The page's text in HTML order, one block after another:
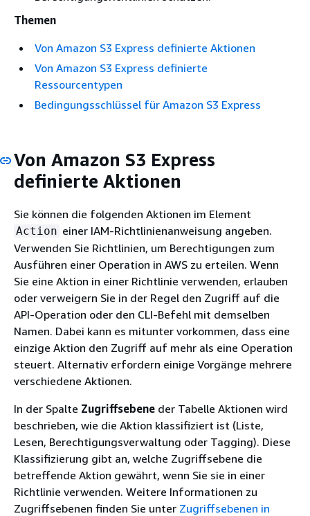
Themen
Von Amazon S3 Express definierte Aktionen
Von Amazon S3 Express definierte
Ressourcentypen
Bedingungsschlüssel für Amazon S3 Express
Von Amazon S3 Express
definierte Aktionen
Sie können die folgenden Aktionen im Element
Action einer IAM-Richtlinienanweisung angeben.
Verwenden Sie Richtlinien, um Berechtigungen zum
Ausführen einer Operation in AWS zu erteilen. Wenn
Sie eine Aktion in einer Richtlinie verwenden, erlauben
oder verweigern Sie in der Regel den Zugriff auf die
API-Operation oder den CLI-Befehl mit demselben
Namen. Dabei kann es mitunter vorkommen, dass eine
einzige Aktion den Zugriff auf mehr als eine Operation
steuert. Alternativ erfordern einige Vorgänge mehrere
verschiedene Aktionen.
In der Spalte Zugriffsebene der Tabelle Aktionen wird
beschrieben, wie die Aktion klassifiziert ist (Liste,
Lesen, Berechtigungsverwaltung oder Tagging). Diese
Klassifizierung gibt an, welche Zugriffsebene die
betreffende Aktion gewährt, wenn Sie sie in einer
Richtlinie verwenden. Weitere Informationen zu
Zugriffsebenen finden Sie unter Zugriffsebenen in